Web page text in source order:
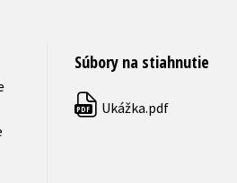
Súbory na stiahnutie
PDF Ukážka.pdf